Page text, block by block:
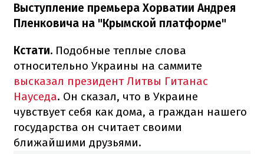
Выступление премьера Хорватии Андрея
Пленковича на "Крымской платформе"
Кстати. Подобные теплые слова
относительно Украины на саммите
высказал президент Литвы Гитанас
Науседа. Он сказал, что в Украине
чувствует себя как дома, а граждан нашего
государства он считает своими
ближайшими друзьями.